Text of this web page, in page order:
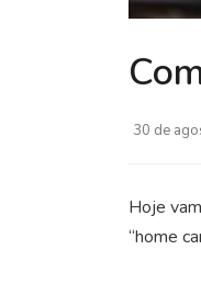
30 de
Hoje
“home